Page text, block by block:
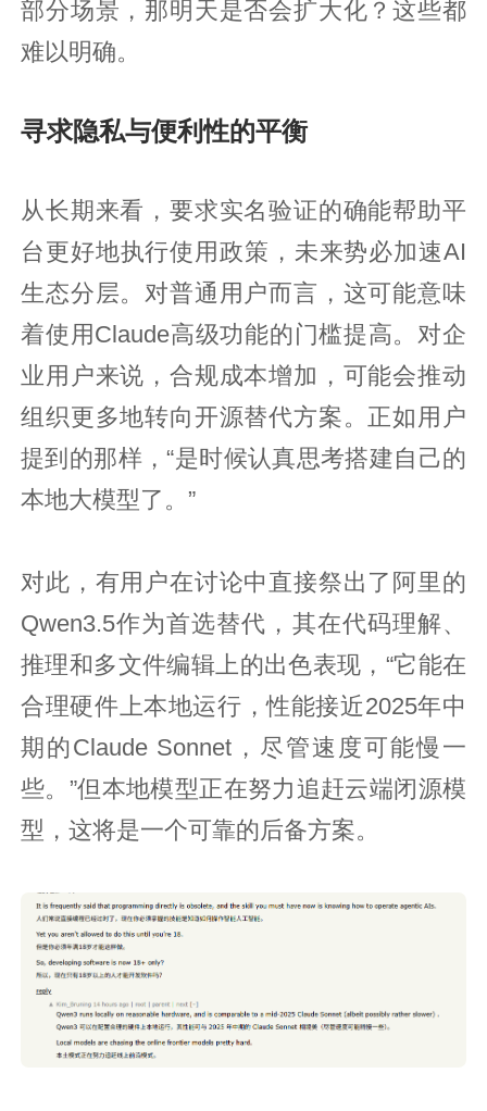
部分场景，那明天是否会扩大化？这些都
难以明确。
寻求隐私与便利性的平衡
从长期来看，要求实名验证的确能帮助平
台更好地执行使用政策，未来势必加速AI
生态分层。对普通用户而言，这可能意味
着使用Claude高级功能的门槛提高。对企
业用户来说，合规成本增加，可能会推动
组织更多地转向开源替代方案。正如用户
提到的那样，“是时候认真思考搭建自己的
本地大模型了。”
对此，有用户在讨论中直接祭出了阿里的
Qwen3.5作为首选替代，其在代码理解、
推理和多文件编辑上的出色表现，“它能在
合理硬件上本地运行，性能接近2025年中
期的Claude Sonnet，尽管速度可能慢一
些。”但本地模型正在努力追赶云端闭源模
型，这将是一个可靠的后备方案。